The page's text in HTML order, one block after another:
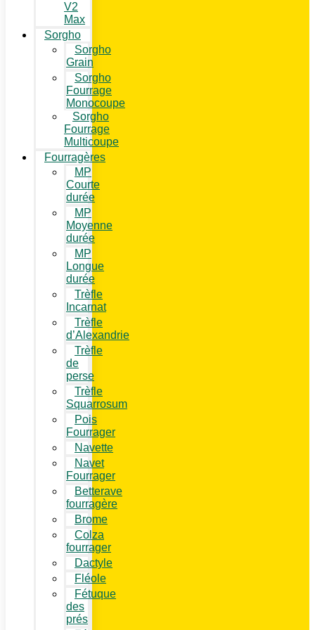
V2
Max
Sorgho
Sorgho
Grain
Sorgho
Fourrage
Monocoupe
Sorgho
Fourrage
Multicoupe
Fourragères
MP
Courte
durée
MP
Moyenne
durée
MP
Longue
durée
Trèfle
Incarnat
Trèfle
d’Alexandrie
Trèfle
de
perse
Trèfle
Squarrosum
Pois
Fourrager
Navette
Navet
Fourrager
Betterave
fourragère
Brome
Colza
fourrager
Dactyle
Fléole
Fétuque
des
prés